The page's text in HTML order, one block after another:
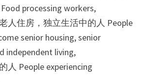
processing workers,
人住房，独立生活中的人 People
senior housing, senior
independent living,
人 People experiencing